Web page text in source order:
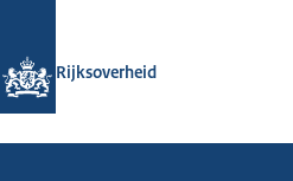
Rijksoverheid